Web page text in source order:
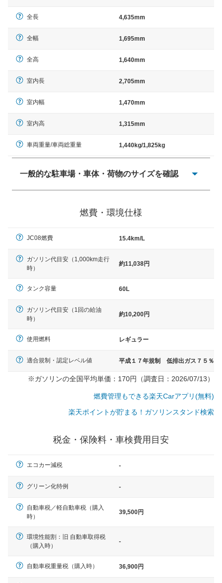
全長 4,635mm
全幅 1,695mm
全高 1,640mm
室内長 2,705mm
室内幅 1,470mm
室内高 1,315mm
車両重量/車両総重量 1,440kg/1,825kg
一般的な駐車場・車体・荷物のサイズを確認
× 長さ 5,000mm 車路幅 5,000mmというサイズが標準値
ノア、セレナ、プリウス、カロー
ラ、ステップワゴン など
燃費・環境仕様
JC08燃費 15.4km/L
ガソリン代目安（1,000km走行
時）
約11,038円
タンク容量 60L
ガソリン代目安（1回の給油
時）
約10,200円
使用燃料 レギュラー
適合規制・認定レベル値 平成１７年規制 低排出ガス７５％
※ガソリンの全国平均単価：170円（調査日：2026/07/13）
燃費管理もできる楽天Carアプリ(無料)
楽天ポイントが貯まる！ガソリンスタンド検索
税金・保険料・車検費用目安
エコカー減税 -
グリーン化特例 -
自動車税／軽自動車税（購入
時）
39,500円
環境性能割：旧 自動車取得税
（購入時）
-
自動車税重量税（購入時） 36,900円